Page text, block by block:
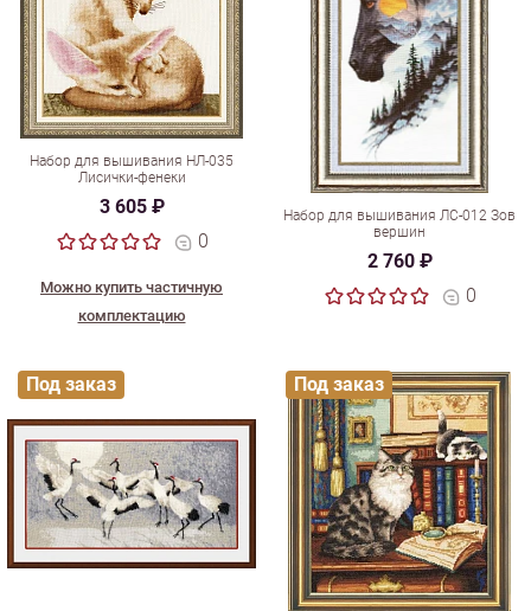
Набор для вышивания НЛ-035
Лисички-фенеки
3 605 ₽
0
Можно купить частичную
комплектацию
Набор для вышивания ЛС-012 Зов
вершин
2 760 ₽
0
Под заказ Под заказ